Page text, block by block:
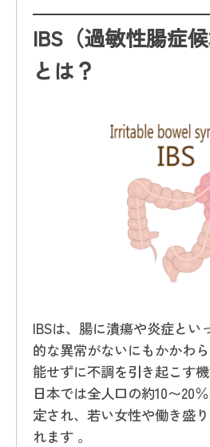
IBS（過敏性腸症
とは？
IBSは、腸に潰瘍や炎症とい
的な異常がないにもかかわ
能せずに不調を引き起こす機
日本では全人口の約10〜20
定され、若い女性や働き盛
れます 。